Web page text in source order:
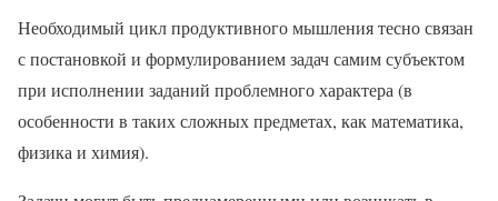
Необходимый цикл продуктивного мышления тесно связан
с постановкой и формулированием задач самим субъектом
при исполнении заданий проблемного характера (в
особенности в таких сложных предметах, как математика,
физика и химия).